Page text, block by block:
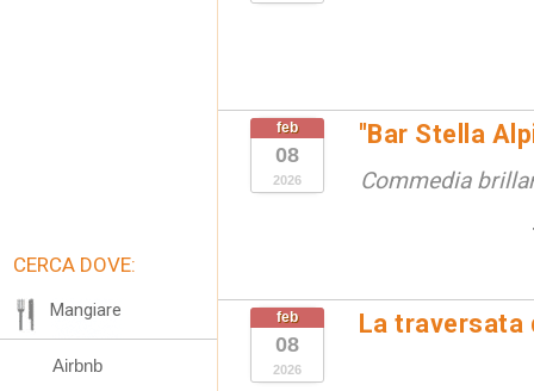
feb
08
2026
"Bar Stella
Commedia
feb
08
2026
La traversata
CERCA DOVE:
Mangiare
Airbnb